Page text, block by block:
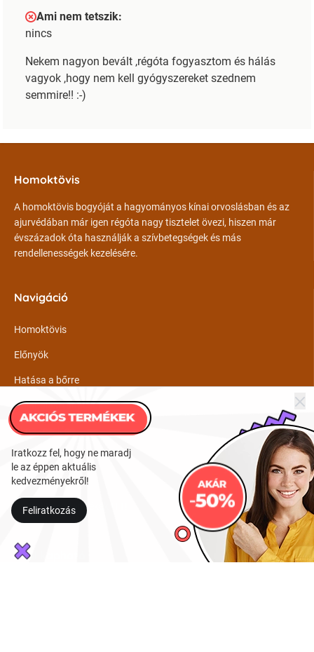
Ami nem tetszik:
nincs
Nekem nagyon bevált ,régóta fogyasztom és hálás
vagyok ,hogy nem kell gyógyszereket szednem
semmire!! :-)
Homoktövis
A homoktövis bogyóját a hagyományos kínai orvoslásban és az
ajurvédában már igen régóta nagy tisztelet övezi, hiszen már
évszázadok óta használják a szívbetegségek és más
rendellenességek kezelésére.
Navigáció
Homoktövis
Előnyök
Hatása a bőrre
Hajápolási tanácsok
Akne kezelése
Homoktövis olaj
GYIK
Homoktövis termékek ITT!
Ahol kapható
Iratkozz fel, hogy ne maradj
le az éppen aktuális
kedvezményekről!
Feliratkozás